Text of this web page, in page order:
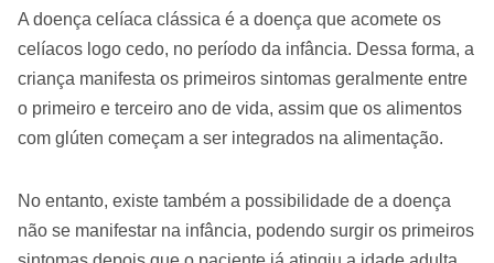
A doença celíaca clássica é a doença que acomete os
celíacos logo cedo, no período da infância. Dessa forma, a
criança manifesta os primeiros sintomas geralmente entre
o primeiro e terceiro ano de vida, assim que os alimentos
com glúten começam a ser integrados na alimentação.
No entanto, existe também a possibilidade de a doença
não se manifestar na infância, podendo surgir os primeiros